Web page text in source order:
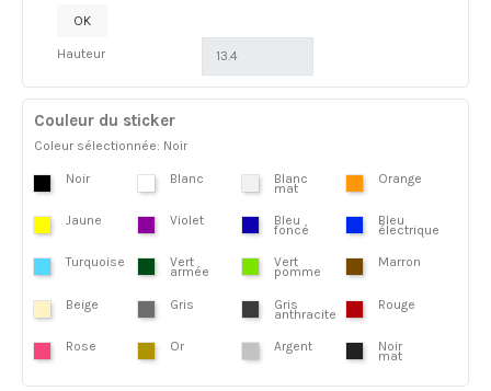
OK
Hauteur
Couleur du sticker
Coleur sélectionnée: Noir
Noir Blanc Blanc
mat
Orange
Jaune Violet Bleu
foncé
Bleu
électrique
Turquoise Vert
armée
Vert
pomme
Marron
Beige Gris Gris
anthracite
Rouge
Rose Or Argent Noir
mat